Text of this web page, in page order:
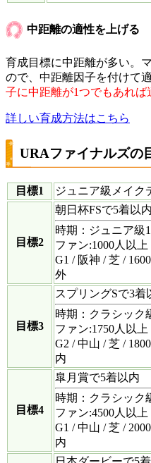
中距離の適性を上げる
育成目標に中距離が多い。
ので、中距離因子を付けて
子に中距離が1つでもあれば
詳しい育成方法はこちら
URAファイナルズの
目標1 ジュニア級メイク
目標2
朝日杯FSで5着以内
時期：ジュニア級
ファン:1000人以上
G1 / 阪神 / 芝 /
外
目標3
スプリングSで3着
時期：クラシック
ファン:1750人以上
G2 / 中山 / 芝 /
内
目標4
皐月賞で5着以内
時期：クラシック
ファン:4500人以上
G1 / 中山 / 芝 /
内